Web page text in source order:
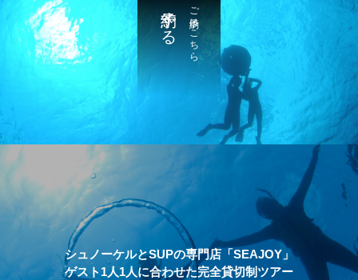
ご予約はこちら
予約する
シュノーケルとSUPの専門店「SEAJOY」
ゲスト1人1人に合わせた完全貸切制ツアー